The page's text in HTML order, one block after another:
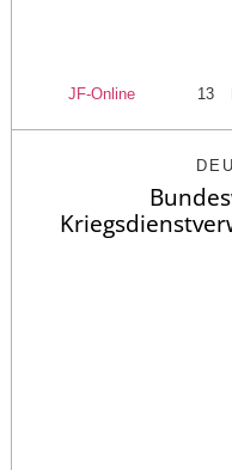
JF-Online 13